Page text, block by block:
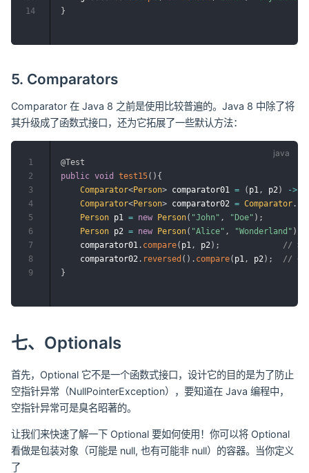
}
14
5. Comparators
Comparator 在 Java 8 之前是使用比较普遍的。Java 8 中除了将
其升级成了函数式接口，还为它拓展了一些默认方法：
@Test
public void test15( ) {
Comparator<Person> comparator01 = ( p1, p2) ->
Comparator<Person> comparator02 = Comparator .
Person p1 = new Person( "John" , "Doe" ) ;
Person p2 = new Person( "Alice" , "Wonderland" )
    comparator01
. compare( p1, p2) ;
// >
    comparator02
. reversed ( ) . compare( p1, p2) ;
// <
}
1
2
3
4
5
6
7
8
9
七、Optionals
首先，Optional 它不是一个函数式接口，设计它的目的是为了防止
空指针异常（NullPointerException），要知道在 Java 编程中，
空指针异常可是臭名昭著的。
让我们来快速了解一下 Optional 要如何使用！你可以将 Optional
看做是包装对象（可能是 null, 也有可能非 null）的容器。当你定义
了